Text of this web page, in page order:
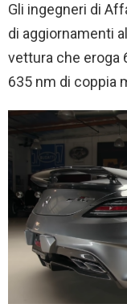
Gli ingegneri di
di aggiornamenti
vettura che eroga
635 nm di coppia